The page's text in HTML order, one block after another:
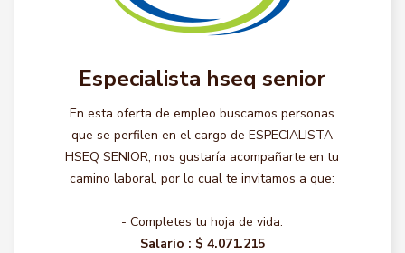
Especialista hseq senior
En esta oferta de empleo buscamos personas
que se perfilen en el cargo de ESPECIALISTA
HSEQ SENIOR, nos gustaría acompañarte en tu
camino laboral, por lo cual te invitamos a que:
- Completes tu hoja de vida.
Salario : $ 4.071.215